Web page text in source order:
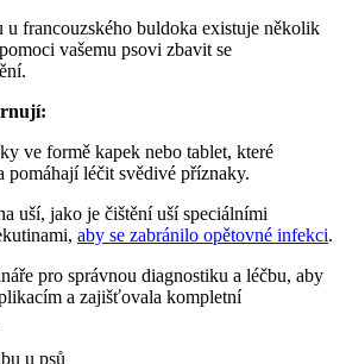
u francouzského buldoka existuje několik​
vašemu psovi zbavit⁤ se
ve formě kapek nebo‌ tablet, které⁤
léčit svědivé ‍příznaky.
uší, jako je ⁣čištění uší speciálními
aby se zabránilo opětovné infekci.
⁤pro správnou diagnostiku a ​léčbu, aby‍
a zajišťovala kompletní‍